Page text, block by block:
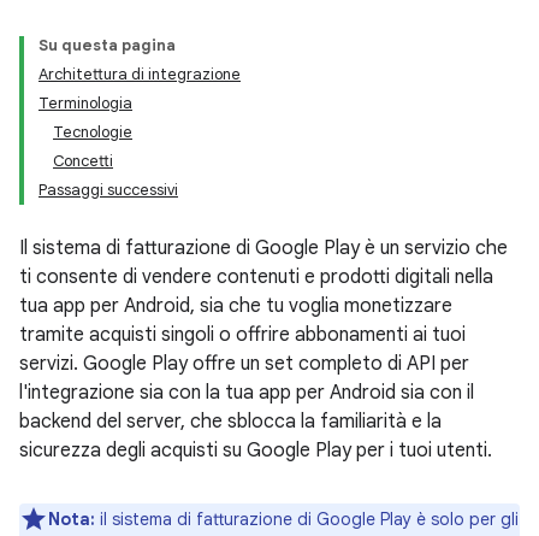
Su questa pagina
Architettura di integrazione
Terminologia
Tecnologie
Concetti
Passaggi successivi
Il sistema di fatturazione di Google Play è un servizio che
ti consente di vendere contenuti e prodotti digitali nella
tua app per Android, sia che tu voglia monetizzare
tramite acquisti singoli o offrire abbonamenti ai tuoi
servizi. Google Play offre un set completo di API per
l'integrazione sia con la tua app per Android sia con il
backend del server, che sblocca la familiarità e la
sicurezza degli acquisti su Google Play per i tuoi utenti.
Nota: il sistema di fatturazione di Google Play è solo per gli